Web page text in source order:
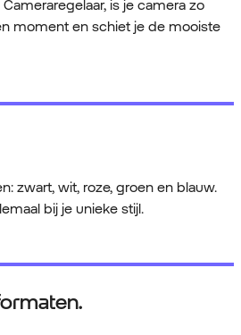
is je camera zo
moment en schiet je de mooiste
zwart, wit, roze, groen en blauw.
bij je unieke stijl.